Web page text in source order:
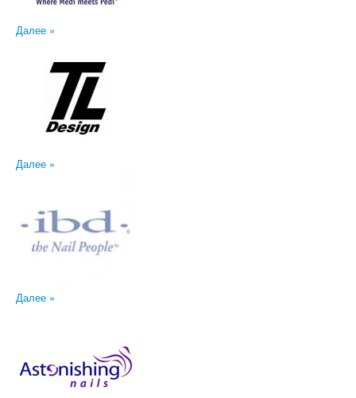
Далее »
Далее »
Далее »